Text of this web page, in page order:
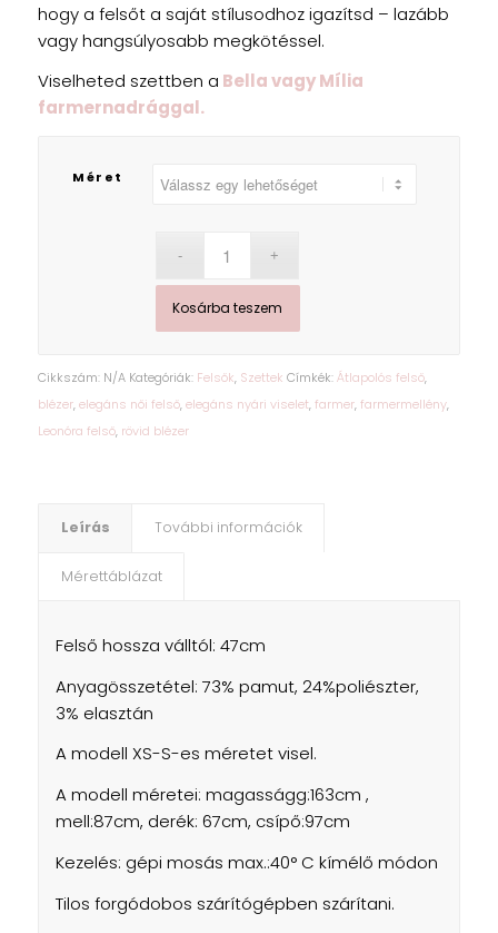
hogy a felsőt a saját stílusodhoz igazítsd – lazább
vagy hangsúlyosabb megkötéssel.
Viselheted szettben a Bella vagy Mília
farmernadrággal.
Méret
Kosárba teszem
Cikkszám: N/A Kategóriák: Felsők, Szettek Címkék:Átlapolós felső,
blézer,elegáns női felső,elegáns nyári viselet,farmer,farmermellény,
Leonóra felső, rövid blézer
Leírás További információk
Mérettáblázat
Felső hossza válltól: 47cm
Anyagösszetétel: 73% pamut, 24%poliészter,
3% elasztán
A modell XS-S-es méretet visel.
A modell méretei: magasságg:163cm ,
mell:87cm, derék: 67cm, csípő:97cm
Kezelés: gépi mosás max.:40° C kímélő módon
Tilos forgódobos szárítógépben szárítani.